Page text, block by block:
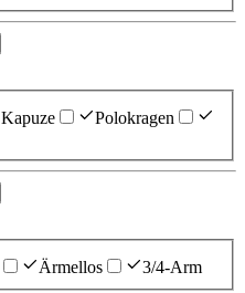
Kapuze
Polokragen
Ärmellos 3/4-Arm